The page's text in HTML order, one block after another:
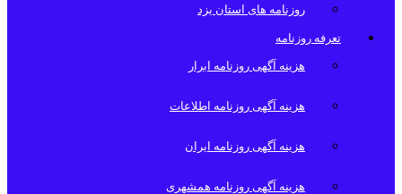
روزنامه های استان یزد
تعرفه روزنامه
هزینه آگهی روزنامه ابرار
هزینه آگهی روزنامه اطلاعات
هزینه آگهی روزنامه ایران
هزینه آگهی روزنامه همشهری